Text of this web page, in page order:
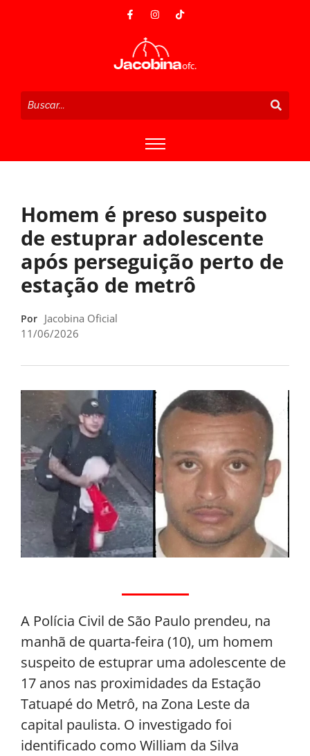
Homem é preso suspeito
de estuprar adolescente
após perseguição perto de
estação de metrô
Por Jacobina Oficial
11/06/2026
A Polícia Civil de São Paulo prendeu, na
manhã de quarta-feira (10), um homem
suspeito de estuprar uma adolescente de
17 anos nas proximidades da Estação
Tatuapé do Metrô, na Zona Leste da
capital paulista. O investigado foi
identificado como William da Silva